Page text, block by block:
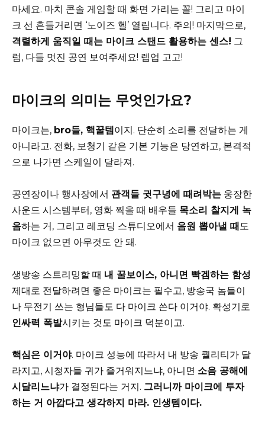
마세요. 마치 콘솔 게임할 때 화면 가리는 꼴! 그리고 마이
크 선 흔들거리면 ‘노이즈 헬’ 열립니다. 주의! 마지막으로,
격렬하게 움직일 때는 마이크 스탠드 활용하는 센스! 그
럼, 다들 멋진 공연 보여주세요! 렙업 고고!
마이크의 의미는 무엇인가요?
마이크는, bro들, 핵꿀템 이지. 단순히 소리를 전달하는 게
아니라고. 전화, 보청기 같은 기본 기능은 당연하고, 본격적
으로 나가면 스케일이 달라져.
공연장이나 행사장에서 관객들 귓구녕에 때려박는 웅장한
사운드 시스템부터, 영화 찍을 때 배우들 목소리 찰지게 녹
음하는 거, 그리고 레코딩 스튜디오에서 음원 뽑아낼 때 도
마이크 없으면 아무것도 안 돼.
생방송 스트리밍할 때 내 꿀보이스, 아니면 빡겜하는 함성
제대로 전달하려면 좋은 마이크는 필수고, 방송국 놈들이
나 무전기 쓰는 형님들도 다 마이크 쓴다 이거야. 확성기로
인싸력 폭발시키는 것도 마이크 덕분이고.
핵심은 이거야. 마이크 성능에 따라서 내 방송 퀄리티가 달
라지고, 시청자들 귀가 즐거워지느냐, 아니면 소음 공해에
시달리느냐가 결정된다는 거지. 그러니까 마이크에 투자
하는 거 아깝다고 생각하지 마라. 인생템이다.